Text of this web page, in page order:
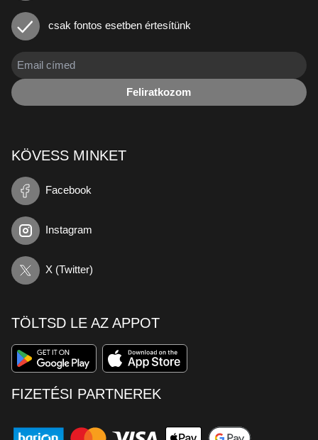
csak fontos esetben értesítünk
Feliratkozom
KÖVESS MINKET
Facebook
Instagram
X (Twitter)
TÖLTSD LE AZ APPOT
FIZETÉSI PARTNEREK